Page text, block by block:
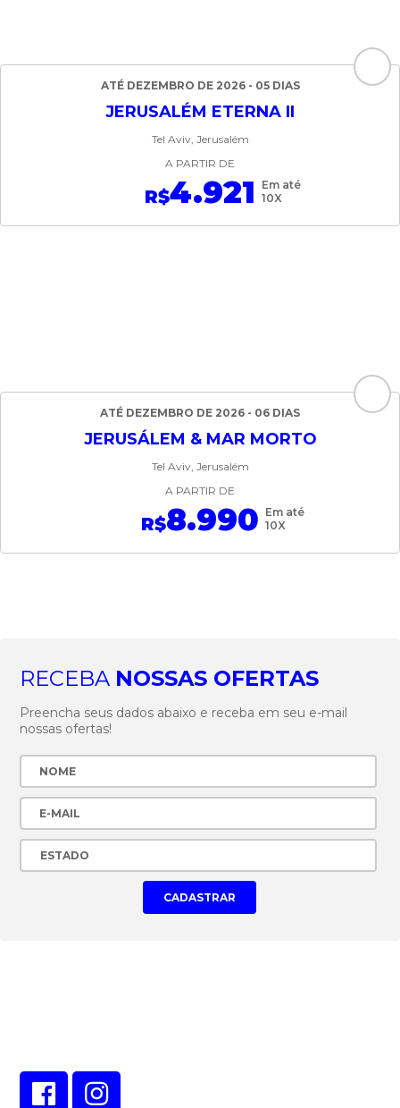
ATÉ DEZEMBRO DE 2026 - 05 DIAS
JERUSALÉM ETERNA II
Tel Aviv, Jerusalém
A PARTIR DE
R$4.921
Em até
10X
ATÉ DEZEMBRO DE 2026 - 06 DIAS
JERUSÁLEM & MAR MORTO
Tel Aviv, Jerusalém
A PARTIR DE
R$8.990 Em até
10X
RECEBA NOSSAS OFERTAS
Preencha seus dados abaixo e receba em seu e-mail
nossas ofertas!